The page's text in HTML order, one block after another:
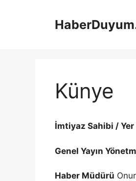
Künye
İmtiyaz Sahibi / Yer
Genel Yayın
Haber Müdürü